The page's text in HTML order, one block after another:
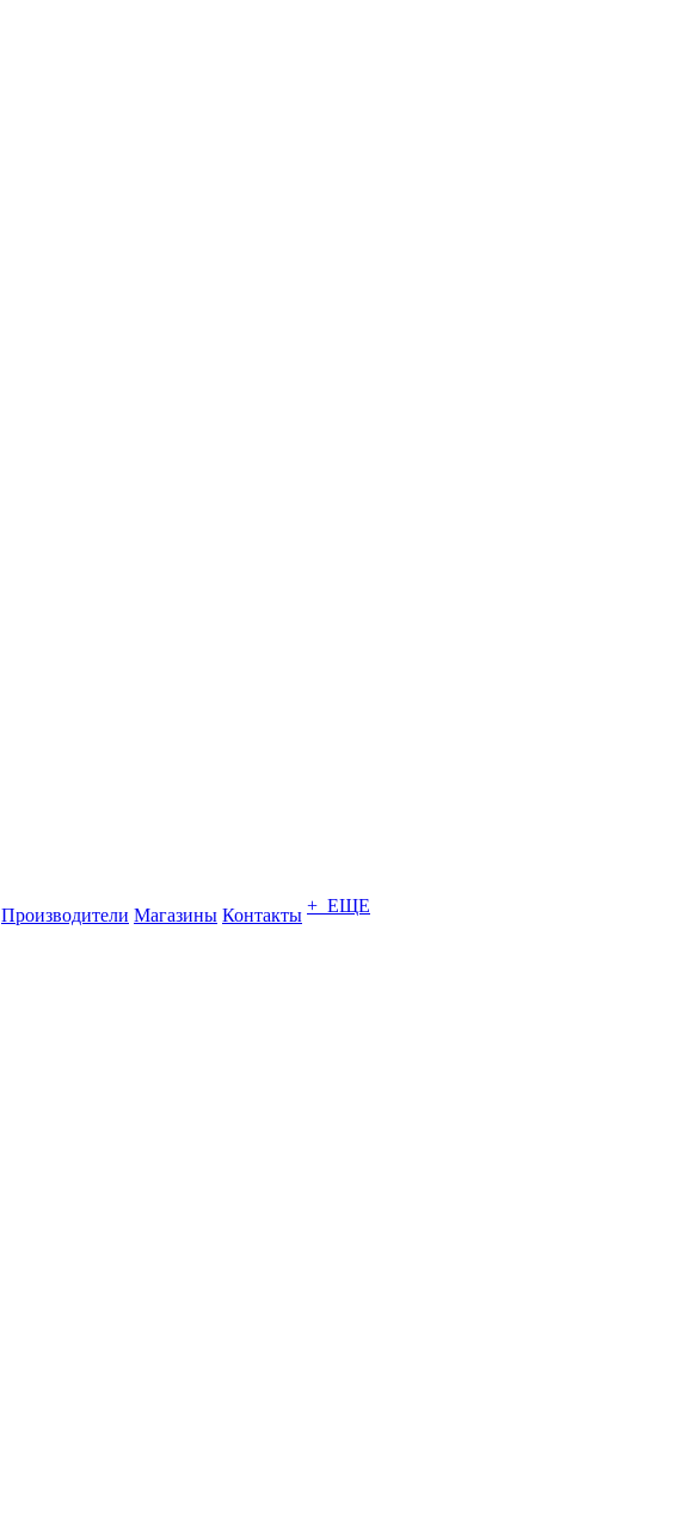
Производители Магазины Контакты + ЕЩЕ